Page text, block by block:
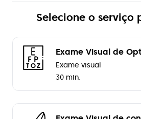
Selecione o serviço
Exame Visual de
Exame visual
30 min.